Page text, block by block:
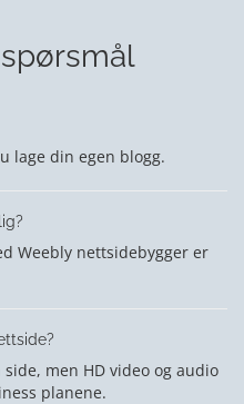
lage din egen blogg.
Weebly nettsidebygger er
men HD video og audio
planene.